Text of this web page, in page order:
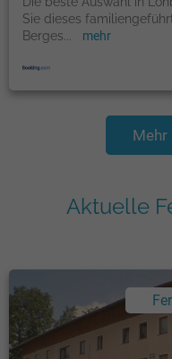
Sie dieses
Berges
mehr
Mehr
Aktuelle